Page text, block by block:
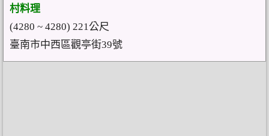
村料理
(4280 ~ 4280) 221公尺
臺南市中西區觀亭街39號